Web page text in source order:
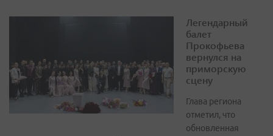
Легендарный
балет
Прокофьева
вернулся на
приморскую
сцену
Глава региона
отметил, что
обновленная